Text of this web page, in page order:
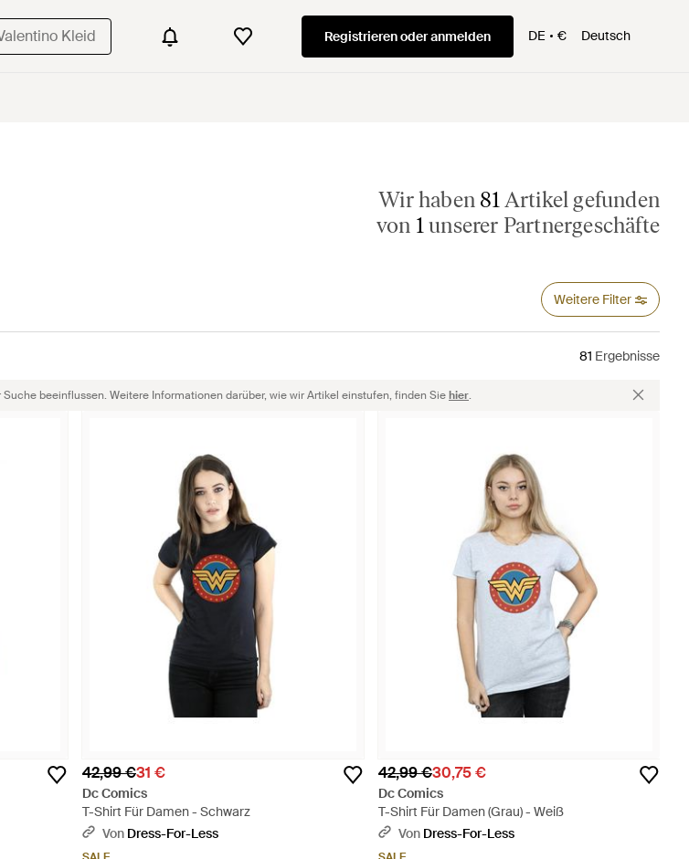
Registrieren oder anmelden DE € Deutsch
Wir haben 81Artikel gefunden
von 1unserer Partnergeschäfte
Weitere Filter
81 Ergebnisse
beeinflussen. Weitere Informationen darüber, wie wir Artikel einstufen, finden Siehier.
42,99 €31 €
Dc Comics
T-Shirt Für Damen - Schwarz
Von Dress-For-Less
42,99 €30,75 €
Dc Comics
T-Shirt Für Damen (Grau) - Weiß
Von Dress-For-Less